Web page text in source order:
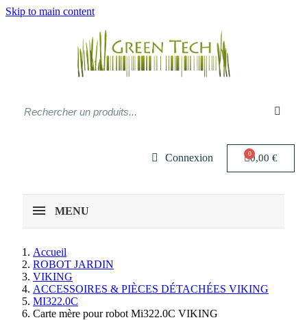
Skip to main content
Connexion 0,00 €
MENU
Accueil
ROBOT JARDIN
VIKING
ACCESSOIRES & PIÈCES DÉTACHÉES VIKING
MI322.0C
Carte mère pour robot Mi322.0C VIKING